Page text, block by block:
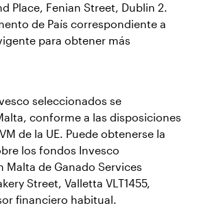
Place, Fenian Street, Dublin 2.
de País correspondiente a
para obtener más
seleccionados se
conforme a las disposiciones
de la UE. Puede obtenerse la
los fondos Invesco
Malta de Ganado Services
Street, Valletta VLT1455,
financiero habitual.